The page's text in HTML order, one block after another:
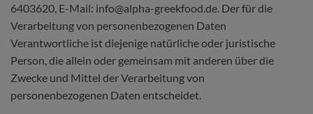
6403620, E-Mail: info@alpha-greekfood.de. Der für die
Verarbeitung von personenbezogenen Daten
Verantwortliche ist diejenige natürliche oder juristische
Person, die allein oder gemeinsam mit anderen über die
Zwecke und Mittel der Verarbeitung von
personenbezogenen Daten entscheidet.